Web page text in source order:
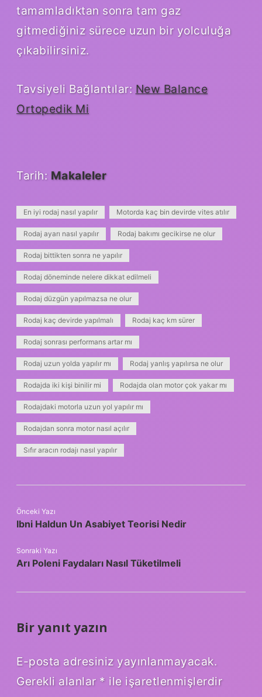
tamamladıktan sonra tam gaz
gitmediğiniz sürece uzun bir yolculuğa
çıkabilirsiniz.
Tavsiyeli Bağlantılar: New Balance
Ortopedik Mi
Tarih: Makaleler
En iyi rodaj nasıl yapılır Motorda kaç bin devirde vites atılır
Rodaj ayarı nasıl yapılır Rodaj bakımı gecikirse ne olur
Rodaj bittikten sonra ne yapılır
Rodaj döneminde nelere dikkat edilmeli
Rodaj düzgün yapılmazsa ne olur
Rodaj kaç devirde yapılmalı Rodaj kaç km sürer
Rodaj sonrası performans artar mı
Rodaj uzun yolda yapılır mı Rodaj yanlış yapılırsa ne olur
Rodajda iki kişi binilir mi Rodajda olan motor çok yakar mı
Rodajdaki motorla uzun yol yapılır mı
Rodajdan sonra motor nasıl açılır
Sıfır aracın rodajı nasıl yapılır
Önceki Yazı
Ibni Haldun Un Asabiyet Teorisi Nedir
Sonraki Yazı
Arı Poleni Faydaları Nasıl Tüketilmeli
Bir yanıt yazın
E-posta adresiniz yayınlanmayacak.
Gerekli alanlar * ile işaretlenmişlerdir